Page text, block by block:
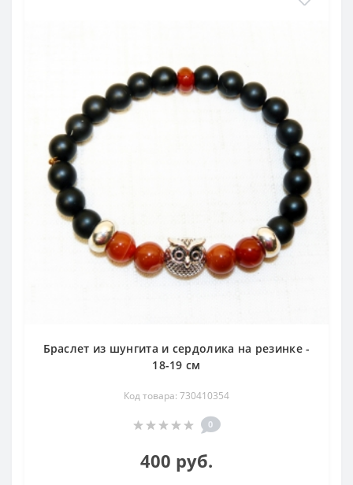
Браслет из шунгита и сердолика на резинке -
18-19 см
Код товара: 730410354
0
400 руб.